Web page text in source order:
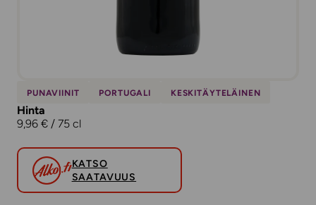
PUNAVIINIT PORTUGALI KESKITÄYTELÄINEN
Hinta
9,96 € / 75 cl
KATSO
SAATAVUUS